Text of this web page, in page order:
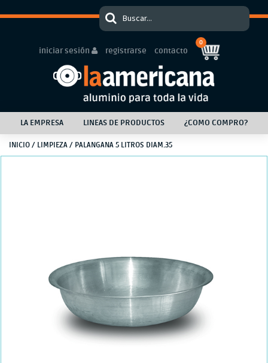
iniciar sesión registrarse contacto
0
LA EMPRESA LINEAS DE PRODUCTOS ¿COMO COMPRO?
INICIO / LIMPIEZA / PALANGANA 5 LITROS DIAM.35